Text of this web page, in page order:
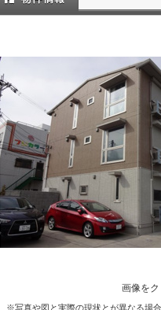
画像を
※写真や図と実際の現状とが異なる場